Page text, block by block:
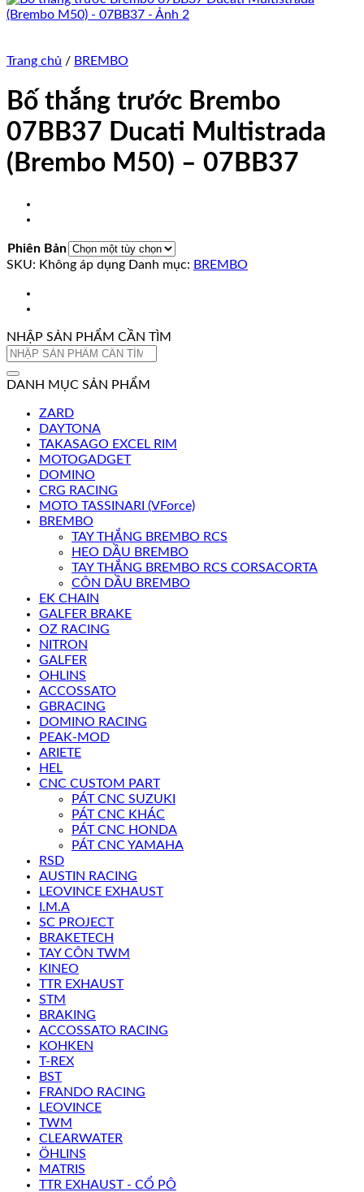
Trang chủ / BREMBO
Bố thắng trước Brembo
07BB37 Ducati Multistrada
(Brembo M50) – 07BB37
Phiên Bản
SKU: Không áp dụng Danh mục: BREMBO
NHẬP SẢN PHẨM CẦN TÌM
Tìm
DANH MỤC SẢN PHẨM
ZARD
DAYTONA
TAKASAGO EXCEL RIM
MOTOGADGET
DOMINO
CRG RACING
MOTO TASSINARI (VForce)
BREMBO
TAY THẮNG BREMBO RCS
HEO DẦU BREMBO
TAY THẮNG BREMBO RCS CORSACORTA
CÔN DẦU BREMBO
EK CHAIN
GALFER BRAKE
OZ RACING
NITRON
GALFER
OHLINS
ACCOSSATO
GBRACING
DOMINO RACING
PEAK-MOD
ARIETE
HEL
CNC CUSTOM PART
PÁT CNC SUZUKI
PÁT CNC KHÁC
PÁT CNC HONDA
PÁT CNC YAMAHA
RSD
AUSTIN RACING
LEOVINCE EXHAUST
I.M.A
SC PROJECT
BRAKETECH
TAY CÔN TWM
KINEO
TTR EXHAUST
STM
BRAKING
ACCOSSATO RACING
KOHKEN
T-REX
BST
FRANDO RACING
LEOVINCE
TWM
CLEARWATER
ÖHLINS
MATRIS
TTR EXHAUST - CỔ PÔ